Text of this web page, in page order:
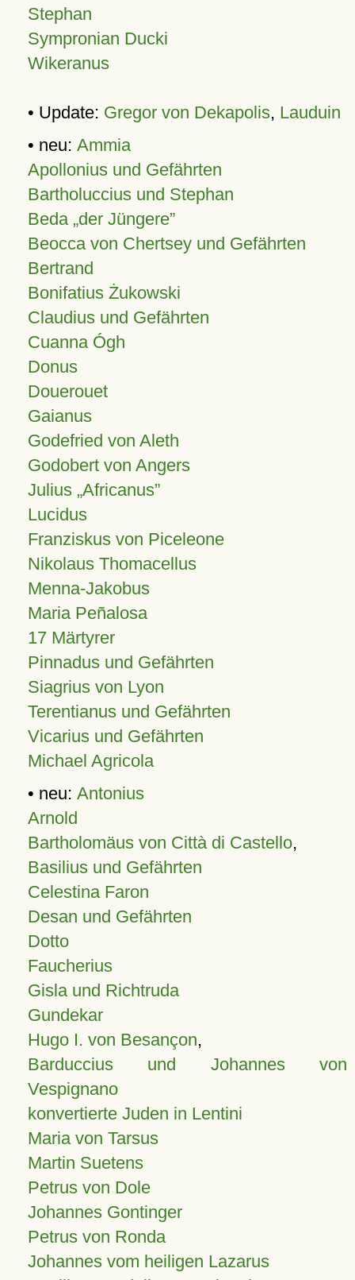
Stephan
Sympronian Ducki
Wikeranus
• Update: Gregor von Dekapolis, Lauduin
• neu: Ammia
Apollonius und Gefährten
Bartholuccius und Stephan
Beda „der Jüngere”
Beocca von Chertsey und Gefährten
Bertrand
Bonifatius Żukowski
Claudius und Gefährten
Cuanna Ógh
Donus
Douerouet
Gaianus
Godefried von Aleth
Godobert von Angers
Julius Africanus
Lucidus
Franziskus von Piceleone
Nikolaus Thomacellus
Menna-Jakobus
Maria Peñalosa
17 Märtyrer
Pinnadus und Gefährten
Siagrius von Lyon
Terentianus und Gefährten
Vicarius und Gefährten
Michael Agricola
• neu: Antonius
Arnold
Bartholomäus von Città di Castello,
Basilius und Gefährten
Celestina Faron
Desan und Gefährten
Dotto
Faucherius
Gisla und Richtruda
Gundekar
Hugo I. von Besançon,
Barduccius und Johannes von
Vespignano
konvertierte Juden in Lentini
Maria von Tarsus
Martin Suetens
Petrus von Dole
Johannes Gontinger
Petrus von Ronda
Johannes vom heiligen Lazarus